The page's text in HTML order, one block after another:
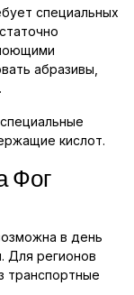
специальных
абразивы,
кислот.
Фог
в день
Для регионов
транспортные